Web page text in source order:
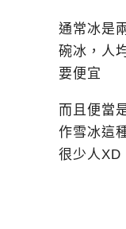
通常冰是
碗冰，人
要便宜
而且便當
作雪冰這
很少人XD